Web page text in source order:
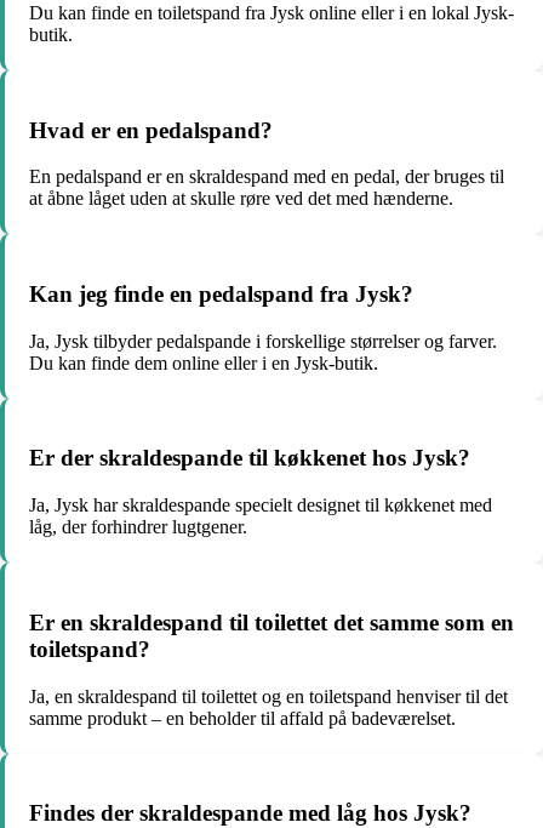
Du kan finde en toiletspand fra Jysk online eller i en lokal Jysk-
butik.
Hvad er en pedalspand?
En pedalspand er en skraldespand med en pedal, der bruges til
at åbne låget uden at skulle røre ved det med hænderne.
Kan jeg finde en pedalspand fra Jysk?
Ja, Jysk tilbyder pedalspande i forskellige størrelser og farver.
Du kan finde dem online eller i en Jysk-butik.
Er der skraldespande til køkkenet hos Jysk?
Ja, Jysk har skraldespande specielt designet til køkkenet med
låg, der forhindrer lugtgener.
Er en skraldespand til toilettet det samme som en
toiletspand?
Ja, en skraldespand til toilettet og en toiletspand henviser til det
samme produkt – en beholder til affald på badeværelset.
Findes der skraldespande med låg hos Jysk?